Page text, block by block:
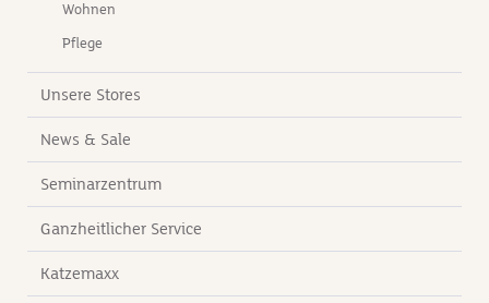
Wohnen
Pflege
Unsere Stores
News & Sale
Seminarzentrum
Ganzheitlicher Service
Katzemaxx